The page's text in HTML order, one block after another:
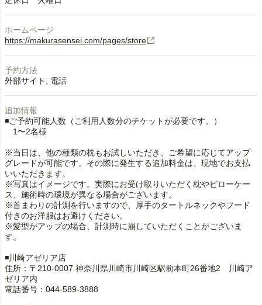
ホームページ
https://makurasensei.com/pages/store
予約方法
外部サイト
電話
追加情報
◾️ご予約可能人数（ご利用人数分のチケットが必要です。）
1〜2名様
※当日は、他の種類の枕もお試しいただき、ご希望に応じてアップ
グレードが可能です。その際に発生する追加料金は、現地でお支払
いいただきます。
※写真はイメージです。実際にお受け取りいただく枕やピローケー
ス、施術時の環境が異なる場合がございます。
※首まわりの計測を行いますので、厚手のタートルネックやフード
付きのお洋服はお避けください。
※髪型がアップの場合、計測時に崩していただくことがございま
す。
◾️川崎アゼリア店
住所：〒210-0007 神奈川県川崎市川崎区駅前本町26番地2 川崎ア
ゼリア内
電話番号：044-589-3888